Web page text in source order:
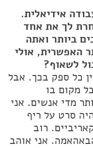
אידיאלית.
לך את אחד
ביותר ואתה
האפשרית, אולי
לשאוף?
כל ספק בכך. אבל
מקום בו
מדי אנשים. אני
סרט על ריף
רוב
אני אוהב